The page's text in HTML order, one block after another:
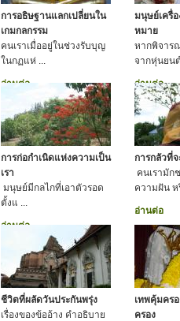
การอธิษฐานแลกเปลี่ยนใน
เกมกลกรรม
คนเราเมื่ออยู่ในช่วงรับบุญ
ในกฏแห่ ...
อ่านต่อ
มนุษย์เครื่
หมาย
หากพิจาร
จากหุ่นยน
อ่านต่อ
การก่อกำเนิดแห่งความเป็น
เรา
มนุษย์มีกลไกที่เอาตัวรอด
ตั้งแ ...
อ่านต่อ
การกลัวที่จ
คนเรามัก
ความฝัน ห
อ่านต่อ
ชีวิตที่ผลัดวันประกันพรุ่ง
เรื่องของข้ออ้าง คำอธิบาย
เทพคุ้มคร
ครอง